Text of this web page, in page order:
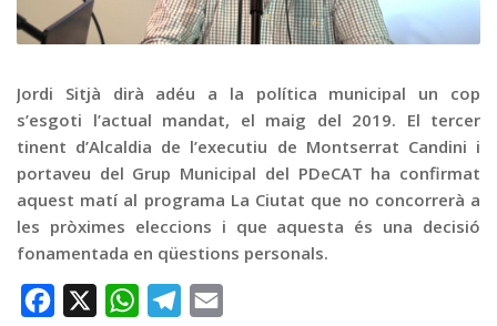
Publicitat
Contacte
Jordi Sitjà dirà adéu a la política municipal un cop
s’esgoti l’actual mandat, el maig del 2019. El tercer
tinent d’Alcaldia de l’executiu de Montserrat Candini i
portaveu del Grup Municipal del PDeCAT ha confirmat
aquest matí al programa La Ciutat que no concorrerà a
les pròximes eleccions i que aquesta és una decisió
fonamentada en qüestions personals.
Facebook WhatsAppTelegram